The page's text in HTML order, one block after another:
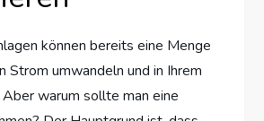
können bereits eine Menge
Strom umwandeln und in Ihrem
Aber warum sollte man eine